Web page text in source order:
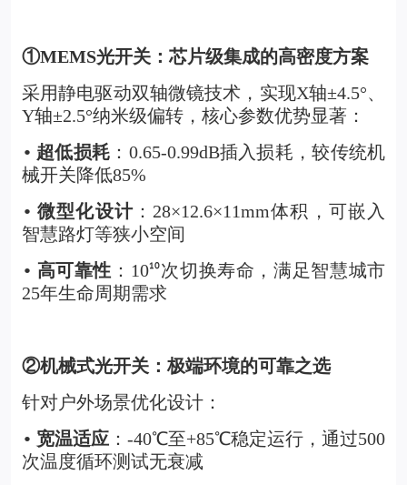
①MEMS光开关：芯片级集成的高密度方案
采用静电驱动双轴微镜技术，实现X轴±4.5°、
Y轴±2.5°纳米级偏转，核心参数优势显著：
• 超低损耗 ：0.65-0.99dB插入损耗，较传统机
械开关降低85%
• 微型化设计：28×12.6×11mm体积，可嵌入
智慧路灯等狭小空间
• 高可靠性 ：10¹⁰次切换寿命，满足智慧城市
25年生命周期需求
②机械式光开关：极端环境的可靠之选
针对户外场景优化设计：
• 宽温适应：-40℃至+85℃稳定运行，通过500
次温度循环测试无衰减